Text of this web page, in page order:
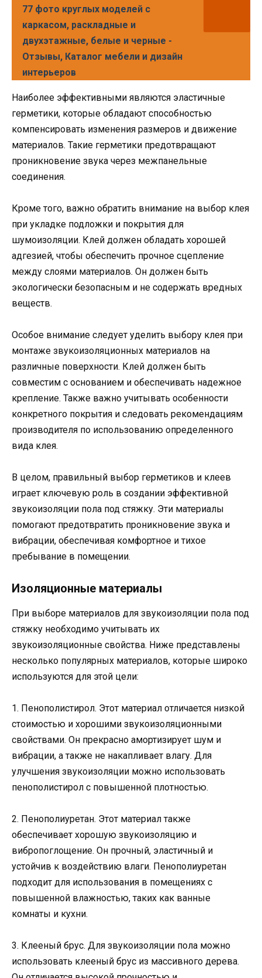
77 фото круглых моделей с
каркасом, раскладные и
двухэтажные, белые и черные -
Отзывы, Каталог мебели и дизайн
интерьеров
Наиболее эффективными являются эластичные
герметики, которые обладают способностью
компенсировать изменения размеров и движение
материалов. Такие герметики предотвращают
проникновение звука через межпанельные
соединения.
Кроме того, важно обратить внимание на выбор клея
при укладке подложки и покрытия для
шумоизоляции. Клей должен обладать хорошей
адгезией, чтобы обеспечить прочное сцепление
между слоями материалов. Он должен быть
экологически безопасным и не содержать вредных
веществ.
Особое внимание следует уделить выбору клея при
монтаже звукоизоляционных материалов на
различные поверхности. Клей должен быть
совместим с основанием и обеспечивать надежное
крепление. Также важно учитывать особенности
конкретного покрытия и следовать рекомендациям
производителя по использованию определенного
вида клея.
В целом, правильный выбор герметиков и клеев
играет ключевую роль в создании эффективной
звукоизоляции пола под стяжку. Эти материалы
помогают предотвратить проникновение звука и
вибрации, обеспечивая комфортное и тихое
пребывание в помещении.
Изоляционные материалы
При выборе материалов для звукоизоляции пола под
стяжку необходимо учитывать их
звукоизоляционные свойства. Ниже представлены
несколько популярных материалов, которые широко
используются для этой цели:
1. Пенополистирол. Этот материал отличается низкой
стоимостью и хорошими звукоизоляционными
свойствами. Он прекрасно амортизирует шум и
вибрации, а также не накапливает влагу. Для
улучшения звукоизоляции можно использовать
пенополистирол с повышенной плотностью.
2. Пенополиуретан. Этот материал также
обеспечивает хорошую звукоизоляцию и
вибропоглощение. Он прочный, эластичный и
устойчив к воздействию влаги. Пенополиуретан
подходит для использования в помещениях с
повышенной влажностью, таких как ванные
комнаты и кухни.
3. Клееный брус. Для звукоизоляции пола можно
использовать клееный брус из массивного дерева.